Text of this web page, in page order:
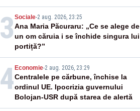
PLUS
3 Sociale-2 aug. 2026, 23:25
Ana Maria Păcuraru: „Ce se alege de
un om căruia i se închide singura lui
portiță?”
4 Economie-2 aug. 2026, 23:29
Centralele pe cărbune, închise la
ordinul UE. Ipocrizia guvernului
Bolojan-USR după starea de alertă